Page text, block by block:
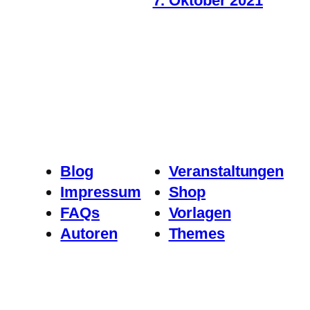
Blog
Impressum
FAQs
Autoren
Veranstaltungen
Shop
Vorlagen
Themes